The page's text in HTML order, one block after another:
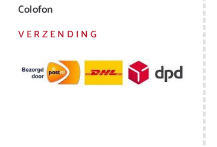
Colofon
VERZENDING